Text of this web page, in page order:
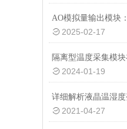
2025-02-17
2024-01-19
2021-04-27